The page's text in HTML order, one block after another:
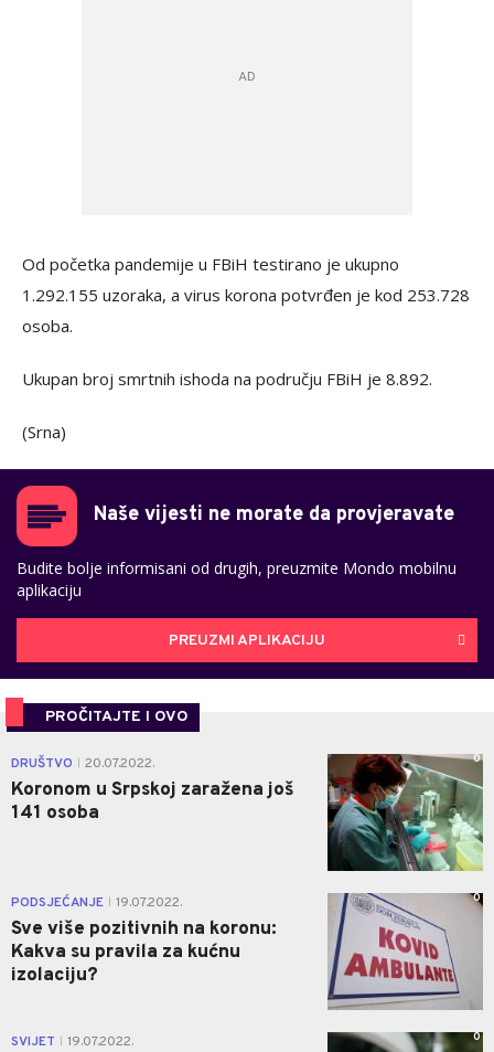
Od početka pandemije u FBiH testirano je ukupno
1.292.155 uzoraka, a virus korona potvrđen je kod 253.728
osoba.
Ukupan broj smrtnih ishoda na području FBiH je 8.892.
(Srna)
Naše vijesti ne morate da provjeravate
Budite bolje informisani od drugih, preuzmite Mondo mobilnu
aplikaciju
PREUZMI APLIKACIJU
PROČITAJTE I OVO
DRUŠTVO 20.07.2022.
Koronom u Srpskoj zaražena još
141 osoba
0
PODSJEĆANJE 19.07.2022.
Sve više pozitivnih na koronu:
Kakva su pravila za kućnu
izolaciju?
0
SVIJET 19.07.2022. 0